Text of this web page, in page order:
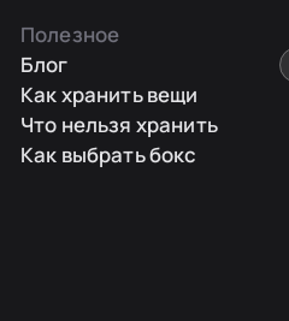
Полезное
Блог
Как хранить вещи
Что нельзя хранить
Как выбрать бокс